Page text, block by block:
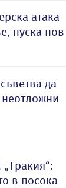
атака
пуска нов
да
в посока